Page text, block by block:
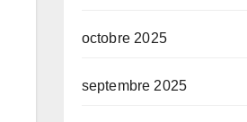
octobre 2025
septembre 2025